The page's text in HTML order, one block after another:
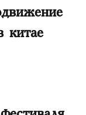
китае